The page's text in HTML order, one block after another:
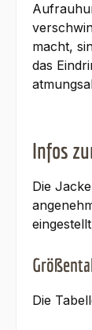
macht,
das
Infos
Die
Die